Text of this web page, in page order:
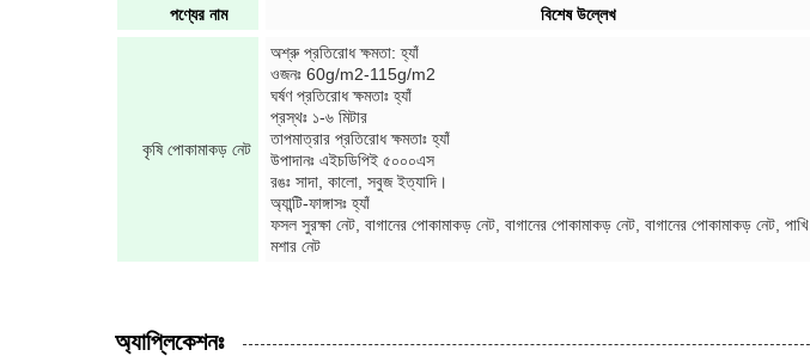
পণ্যের নাম বিশেষ উল্লেখ
কৃষি পোকামাকড় নেট
অশ্রু প্রতিরোধ ক্ষমতা: হ্যাঁ
ওজনঃ 60g/m2-115g/m2
ঘর্ষণ প্রতিরোধ ক্ষমতাঃ হ্যাঁ
প্রস্থঃ ১-৬ মিটার
তাপমাত্রার প্রতিরোধ ক্ষমতাঃ হ্যাঁ
উপাদানঃ এইচডিপিই ৫০০০এস
রঙঃ সাদা, কালো, সবুজ ইত্যাদি।
অ্যান্টি-ফাঙ্গাসঃ হ্যাঁ
ফসল সুরক্ষা নেট, বাগানের পোকামাকড় নেট, বাগানের পোকামাকড় নেট, বাগানের পোকামাকড় নেট, পাখি
মশার নেট
অ্যাপ্লিকেশনঃ